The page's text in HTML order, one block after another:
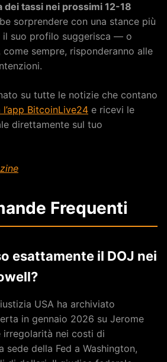
dei tassi nei prossimi 12-18
sorprendere con una stance più
il suo profilo suggerisca — o
sempre, risponderanno alle
su tutte le notizie che contano
l’app BitcoinLive24 e ricevi le
direttamente sul tuo
Frequenti
esattamente il DOJ nei
USA ha archiviato
in gennaio 2026 su Jerome
irregolarità nei costi di
sede della Fed a Washington,